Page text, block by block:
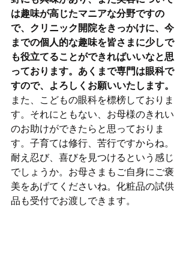
は趣味が高じたマニアな分野ですの
で、クリニック開院をきっかけに、今
までの個人的な趣味を皆さまに少しで
も役立てることができればいいなと思
っております。あくまで専門は眼科で
すので、よろしくお願いいたします。
また、こどもの眼科を標榜しておりま
す。それにともない、お母様のきれい
のお助けができたらと思っておりま
す。子育ては修行、苦行ですからね。
耐え忍び、喜びを見つけるという感じ
でしょうか。お母さまもご自身にご褒
美をあげてくださいね。化粧品の試供
品も受付でお渡しできます。